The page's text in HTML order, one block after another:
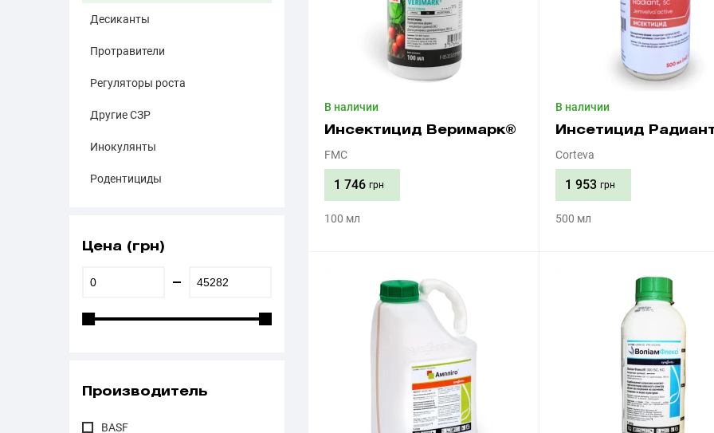
Десиканты
Протравители
Регуляторы роста
Другие СЗР
Инокулянты
Родентициды
Цена (грн)
Производитель
BASF
В наличии
Инсектицид Веримарк®
FMC
1 746 грн
100 мл
В наличии
Инсетицид
Corteva
1 953 грн
500 мл